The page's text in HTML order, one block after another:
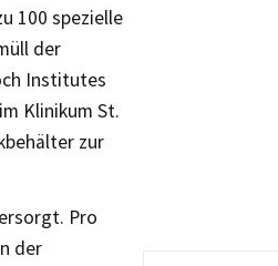
100 spezielle
der
Institutes
Klinikum St.
zur
Pro
der